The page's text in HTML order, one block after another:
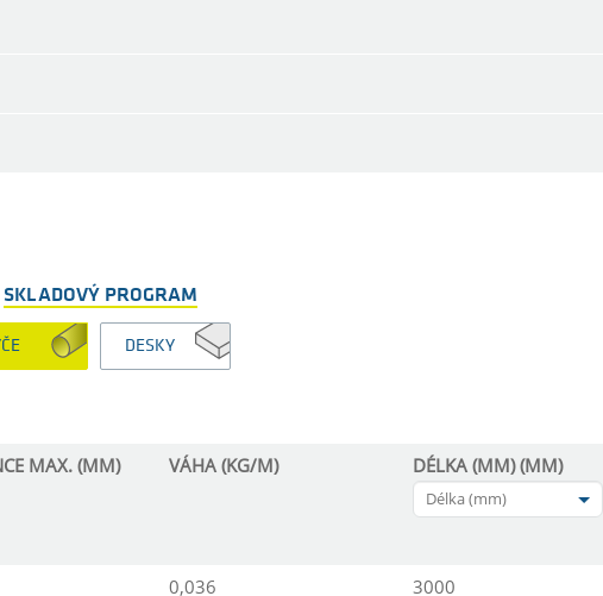
SKLADOVÝ PROGRAM
DESKY
MAX. (MM) VÁHA (KG/M) DÉLKA (MM) (MM)
Délka (mm)
0,036 3000